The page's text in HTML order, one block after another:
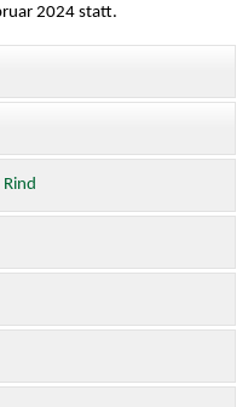
2024 statt.